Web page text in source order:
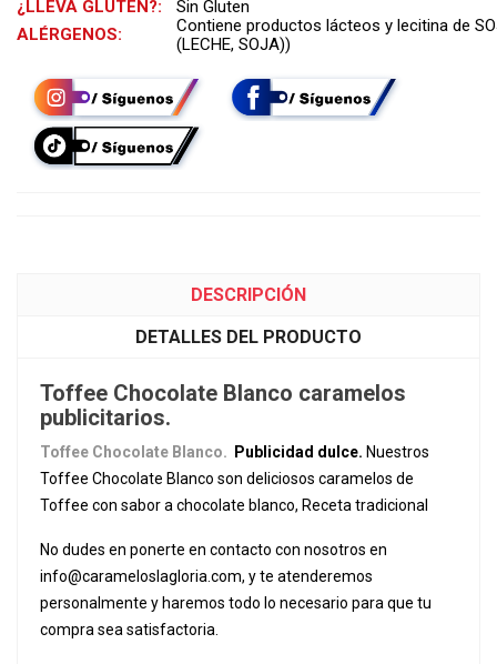
¿LLEVA GLUTEN?:
Sin Gluten
ALÉRGENOS:
Contiene productos lácteos y lecitina de
(LECHE, SOJA))
DESCRIPCIÓN
DETALLES DEL PRODUCTO
Toffee Chocolate Blanco caramelos
publicitarios.
Toffee Chocolate Blanco. Publicidad dulce. Nuestros
Toffee Chocolate Blanco son deliciosos caramelos de
Toffee con sabor a chocolate blanco, Receta tradicional
No dudes en ponerte en contacto con nosotros en
info@carameloslagloria.com, y te atenderemos
personalmente y haremos todo lo necesario para que tu
compra sea satisfactoria.